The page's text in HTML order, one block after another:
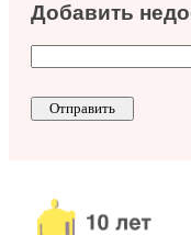
Добавить